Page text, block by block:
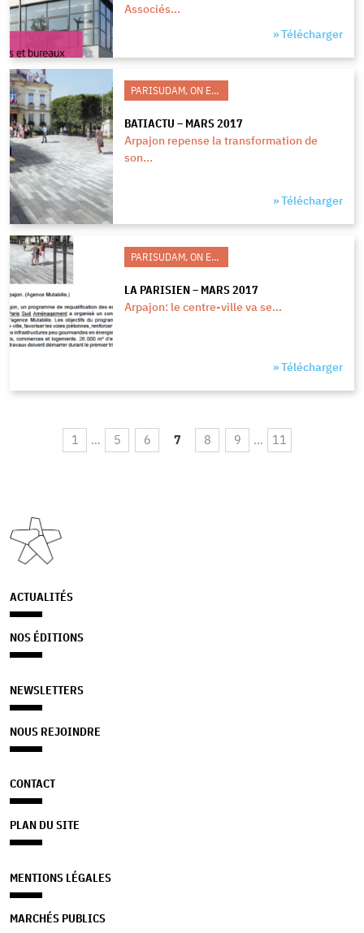
Associés...
» Télécharger
PARISUDAM, ON EN PARLE
BATIACTU – MARS 2017
Arpajon repense la transformation de
son...
» Télécharger
PARISUDAM, ON EN PARLE
LA PARISIEN – MARS 2017
Arpajon: le centre-ville va se...
» Télécharger
1 … 5 6 7 8 9 … 11
ACTUALITÉS
NOS ÉDITIONS
NEWSLETTERS
NOUS REJOINDRE
CONTACT
PLAN DU SITE
MENTIONS LÉGALES
MARCHÉS PUBLICS